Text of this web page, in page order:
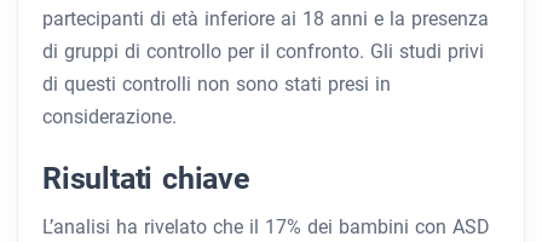
partecipanti di età inferiore ai 18 anni e la presenza
di gruppi di controllo per il confronto. Gli studi privi
di questi controlli non sono stati presi in
considerazione.
Risultati chiave
L’analisi ha rivelato che il 17% dei bambini con ASD